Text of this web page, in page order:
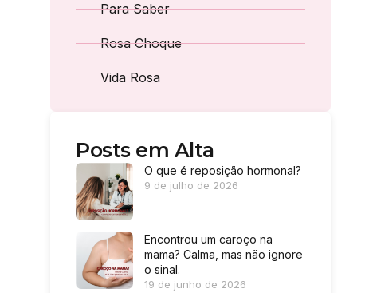
Para Saber
Rosa Choque
Vida Rosa
Posts em Alta
O que é reposição hormonal?
9 de julho de 2026
Encontrou um caroço na
mama? Calma, mas não ignore
o sinal.
19 de junho de 2026